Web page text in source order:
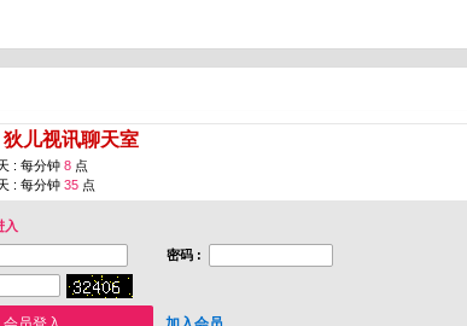
狄儿视讯聊天室
: 每分钟 8 点
: 每分钟 35 点
入
密码 :